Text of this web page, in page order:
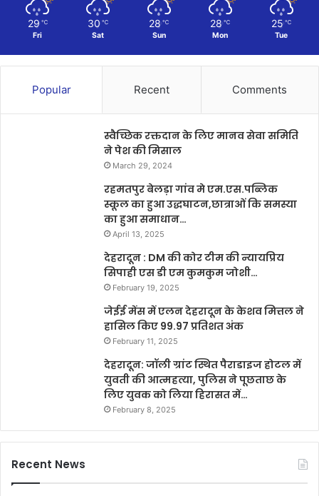
29 ℃
Fri
30 ℃
Sat
28 ℃
Sun
28 ℃
Mon
25 ℃
Tue
Popular Recent Comments
स्वैच्छिक रक्तदान के लिए मानव सेवा समिति
ने पेश की मिसाल
March 29, 2024
रहमतपुर बेलड़ा गांव मे एम.एस.पब्लिक
स्कूल का हुआ उद्धघाटन,छात्राओं कि समस्या
का हुआ समाधान…
April 13, 2025
देहरादून : DM की कोर टीम की न्यायप्रिय
सिपाही एस डी एम कुमकुम जोशी…
February 19, 2025
जेईई मेंस में एलन देहरादून के केशव मित्तल ने
हासिल किए 99.97 प्रतिशत अंक
February 11, 2025
देहरादून: जॉली ग्रांट स्थित पैराडाइज होटल में
युवती की आत्महत्या, पुलिस ने पूछताछ के
लिए युवक को लिया हिरासत में…
February 8, 2025
Recent News